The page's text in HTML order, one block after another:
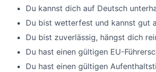
Du kannst dich auf Deutsch
Du bist wetterfest und kannst gut
Du bist zuverlässig, hängst dich
Du hast einen gültigen EU-
Du hast einen gültigen